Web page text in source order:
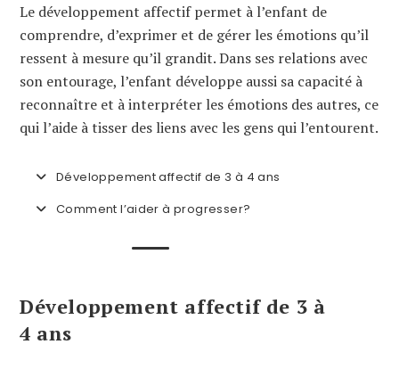
Le développement affectif permet à l’enfant de
comprendre, d’exprimer et de gérer les émotions qu’il
ressent à mesure qu’il grandit. Dans ses relations avec
son entourage, l’enfant développe aussi sa capacité à
reconnaître et à interpréter les émotions des autres, ce
qui l’aide à tisser des liens avec les gens qui l’entourent.
Développement affectif de 3 à 4 ans
Comment l’aider à progresser?
Développement affectif de 3 à
4 ans